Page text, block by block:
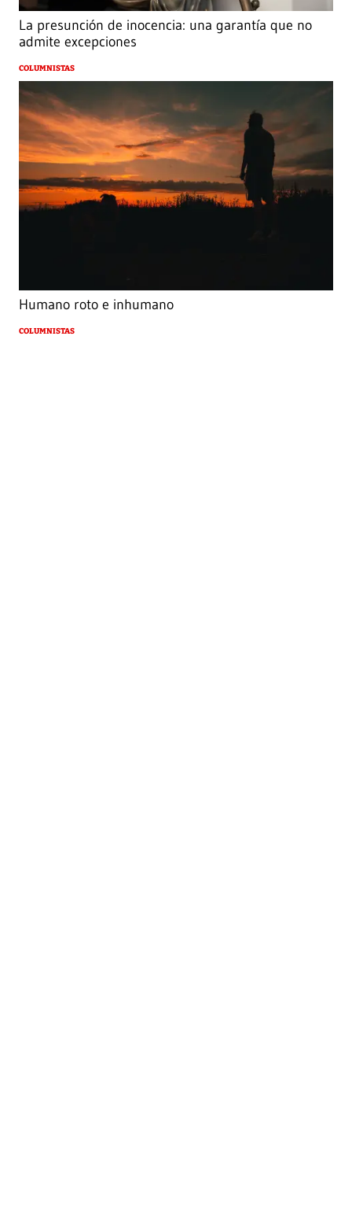
La presunción de inocencia: una garantía que no
admite excepciones
COLUMNISTAS
Humano roto e inhumano
COLUMNISTAS